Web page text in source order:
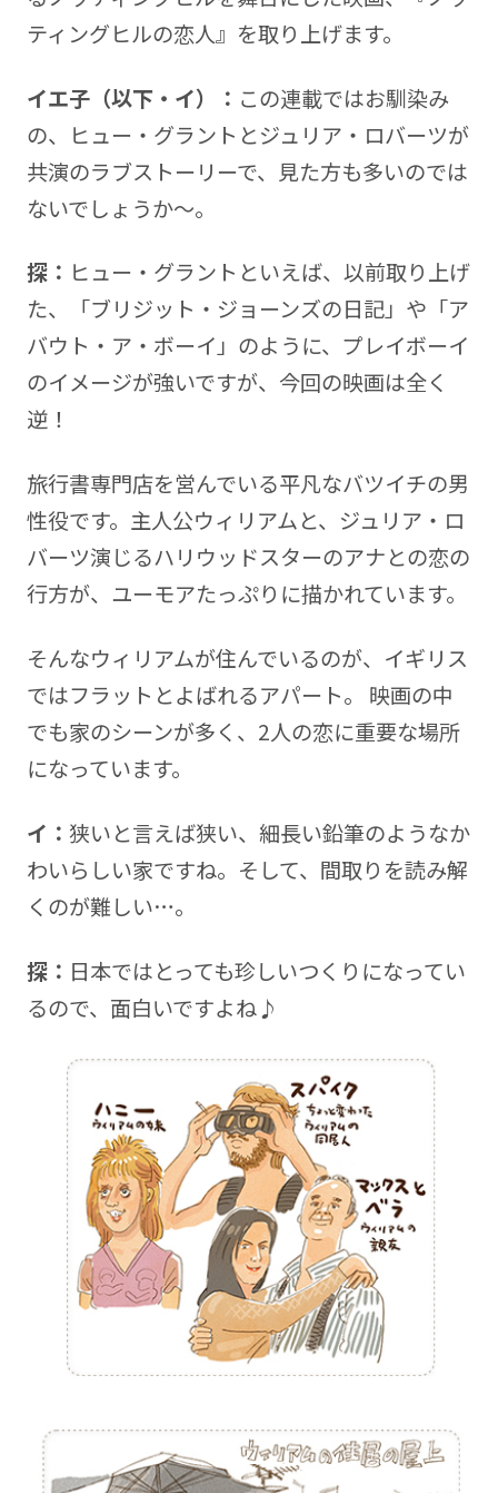
ティングヒルの恋人』を取り上げます。
イエ子（以下・イ）： この連載ではお馴染み
の、ヒュー・グラントとジュリア・ロバーツが
共演のラブストーリーで、見た方も多いのでは
ないでしょうか～。
探： ヒュー・グラントといえば、以前取り上げ
た、「ブリジット・ジョーンズの日記」や「ア
バウト・ア・ボーイ」のように、プレイボーイ
のイメージが強いですが、今回の映画は全く
逆！
旅行書専門店を営んでいる平凡なバツイチの男
性役です。主人公ウィリアムと、ジュリア・ロ
バーツ演じるハリウッドスターのアナとの恋の
行方が、ユーモアたっぷりに描かれています。
そんなウィリアムが住んでいるのが、イギリス
ではフラットとよばれるアパート。 映画の中
でも家のシーンが多く、2人の恋に重要な場所
になっています。
イ： 狭いと言えば狭い、細長い鉛筆のようなか
わいらしい家ですね。そして、間取りを読み解
くのが難しい…。
探： 日本ではとっても珍しいつくりになってい
るので、面白いですよね♪